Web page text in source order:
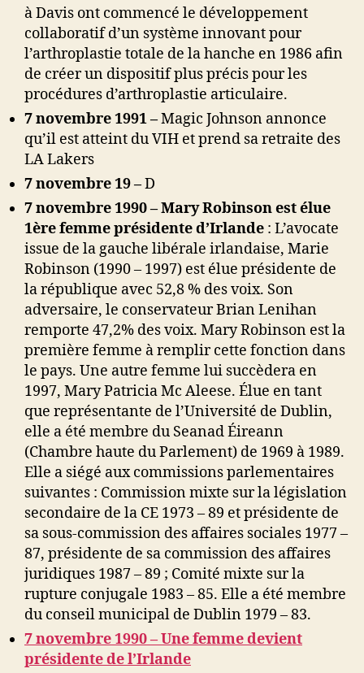
à Davis ont commencé le développement
collaboratif d’un système innovant pour
l’arthroplastie totale de la hanche en 1986 afin
de créer un dispositif plus précis pour les
procédures d’arthroplastie articulaire.
7 novembre 1991 –Magic Johnson annonce
qu’il est atteint du VIH et prend sa retraite des
LA Lakers
7 novembre 19 –D
7 novembre 1990 – Mary Robinson est élue
1ère femme présidente d’Irlande : L’avocate
issue de la gauche libérale irlandaise, Marie
Robinson (1990 – 1997) est élue présidente de
la république avec 52,8 % des voix. Son
adversaire, le conservateur Brian Lenihan
remporte 47,2% des voix. Mary Robinson est la
première femme à remplir cette fonction dans
le pays. Une autre femme lui succèdera en
1997, Mary Patricia Mc Aleese. Élue en tant
que représentante de l’Université de Dublin,
elle a été membre du Seanad Éireann
(Chambre haute du Parlement) de 1969 à 1989.
Elle a siégé aux commissions parlementaires
suivantes : Commission mixte sur la législation
secondaire de la CE 1973 – 89 et présidente de
sa sous-commission des affaires sociales 1977 –
87, présidente de sa commission des affaires
juridiques 1987 – 89 ; Comité mixte sur la
rupture conjugale 1983 – 85. Elle a été membre
du conseil municipal de Dublin 1979 – 83.
7 novembre 1990 – Une femme devient
présidente de l’Irlande